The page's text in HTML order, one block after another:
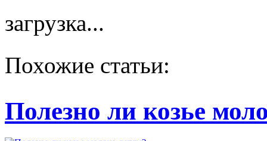
загрузка...
Похожие статьи:
Полезно ли козье